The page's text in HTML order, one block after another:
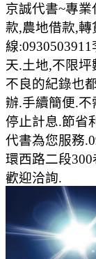
京誠代書~專
款,農地借款,轉
線
天.土地,不限
不良的紀錄也
辦.手續簡便.
停止計息.節省
代書為您服務
環西路二段300
歡迎洽詢.